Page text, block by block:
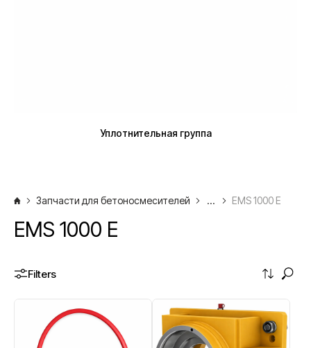
Уплотнительная группа
Запчасти для бетоносмесителей ... EMS 1000 E
EMS 1000 E
Filters